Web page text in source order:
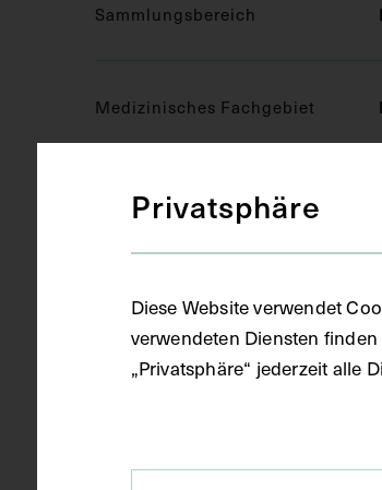
Sammlungsbereich
Medizinisches Fachgebiet
Objektart
Datierung
Privatsphäre
Diese Website verwendet
verwendeten Diensten
„Privatsphäre“ jederzeit alle